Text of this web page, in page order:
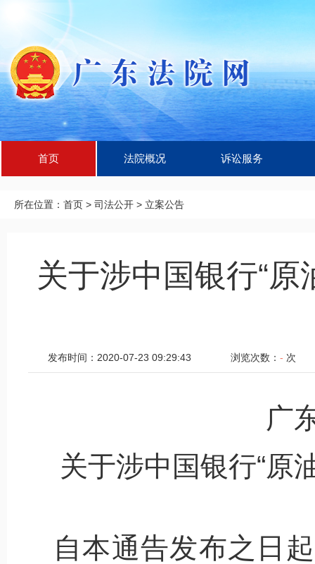
首页 法院概况 诉讼服务
所在位置： 首页 > 司法公开 > 立案公告
关于涉中国银行“
发布时间：2020-07-23 09:29:43 浏览次数： - 次
广
关于涉中国银行“原
自本通告发布之日